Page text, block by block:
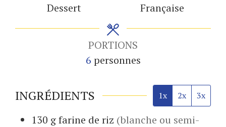
Dessert
Française
PORTIONS
6 personnes
INGRÉDIENTS 1x 2x 3x
130 gfarine de riz (blanche ou semi-